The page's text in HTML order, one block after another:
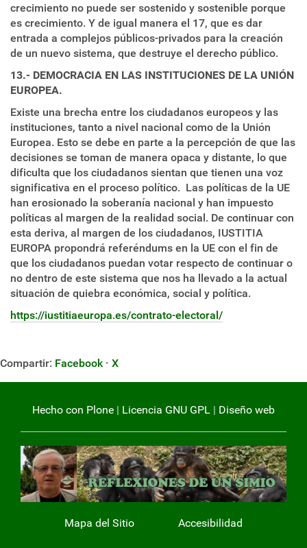
crecimiento no puede ser sostenido y sostenible porque
es crecimiento. Y de igual manera el 17, que es dar
entrada a complejos públicos-privados para la creación
de un nuevo sistema, que destruye el derecho público.
13.- DEMOCRACIA EN LAS INSTITUCIONES DE LA UNIÓN
EUROPEA.
Existe una brecha entre los ciudadanos europeos y las
instituciones, tanto a nivel nacional como de la Unión
Europea. Esto se debe en parte a la percepción de que las
decisiones se toman de manera opaca y distante, lo que
dificulta que los ciudadanos sientan que tienen una voz
significativa en el proceso político. Las políticas de la UE
han erosionado la soberanía nacional y han impuesto
políticas al margen de la realidad social. De continuar con
esta deriva, al margen de los ciudadanos, IUSTITIA
EUROPA propondrá referéndums en la UE con el fin de
que los ciudadanos puedan votar respecto de continuar o
no dentro de este sistema que nos ha llevado a la actual
situación de quiebra económica, social y política.
https://iustitiaeuropa.es/contrato-electoral/
Compartir: Facebook · X
Hecho con Plone | Licencia GNU GPL | Diseño web
Mapa del Sitio Accesibilidad